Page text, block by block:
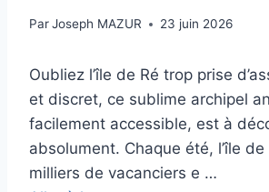
ParJoseph MAZUR 23 juin 2026
Oubliez l’île de Ré trop prise
et discret, ce sublime archipel
facilement accessible, est à
absolument. Chaque été, l’île
milliers de vacanciers e …